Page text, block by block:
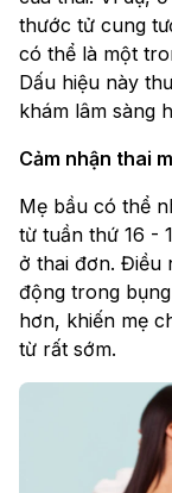
thước tử cung
có thể là một
Dấu hiệu này
khám lâm sàng
Cảm nhận thai
Mẹ bầu có thể
từ tuần thứ 16 -
ở thai đơn. Điều
động trong
hơn, khiến mẹ
từ rất sớm.